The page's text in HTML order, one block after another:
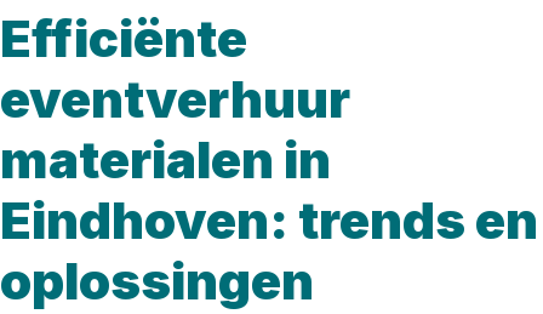
Efficiënte
eventverhuur
materialen in
Eindhoven: trends en
oplossingen